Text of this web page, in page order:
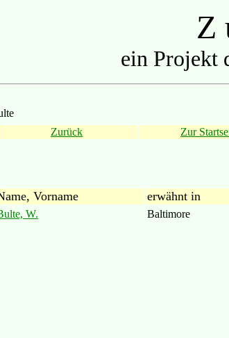
Z
ein Projekt
Zurück
Zur
Vorname erwähnt in
W. Baltimore